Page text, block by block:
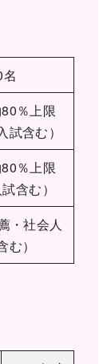
％上限
試含む）
％上限
含む）
・社会人
む）